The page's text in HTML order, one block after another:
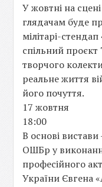
У жовтні на
глядачам буде
мілітарі-
спільний
творчого
реальне життя
його почуття.
17 жовтня
18:00
В основі вистави
ОШБр у
професійного
України Євгена